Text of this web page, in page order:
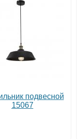
подвесной
15067